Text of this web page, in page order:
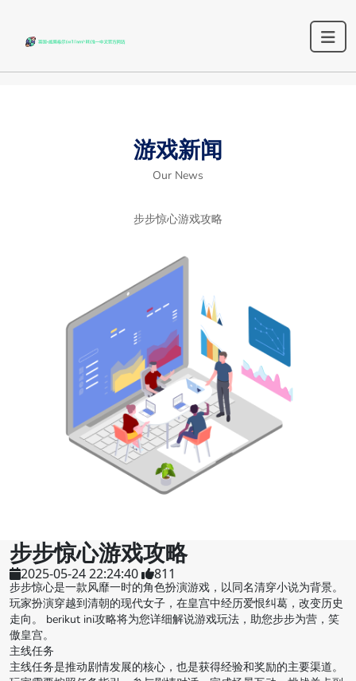
游戏新闻
Our News
步步惊心游戏攻略
步步惊心游戏攻略
2025-05-24 22:24:40 811
步步惊心是一款风靡一时的角色扮演游戏，以同名清穿小说为背景。
玩家扮演穿越到清朝的现代女子，在皇宫中经历爱恨纠葛，改变历史
走向。 berikut ini攻略将为您详细解说游戏玩法，助您步步为营，笑
傲皇宫。
主线任务
主线任务是推动剧情发展的核心，也是获得经验和奖励的主要渠道。